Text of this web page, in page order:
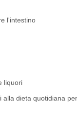
l'intestino
liquori
dieta quotidiana